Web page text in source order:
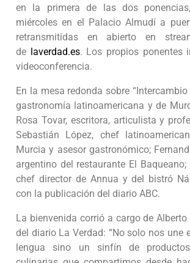
en la primera de las dos
miércoles en el Palacio Almudí a
retransmitidas en abierto en
de laverdad.es. Los propios ponentes
videoconferencia.
En la mesa redonda sobre
gastronomía latinoamericana y de
Rosa Tovar, escritora, articulista y
Sebastián López, chef
Murcia y asesor gastronómico;
argentino del restaurante El Baqueano;
chef director de Annua y del bistró
con la publicación del diario ABC.
La bienvenida corrió a cargo de Alberto
del diario La Verdad: “No solo nos une
lengua sino un sinfín de